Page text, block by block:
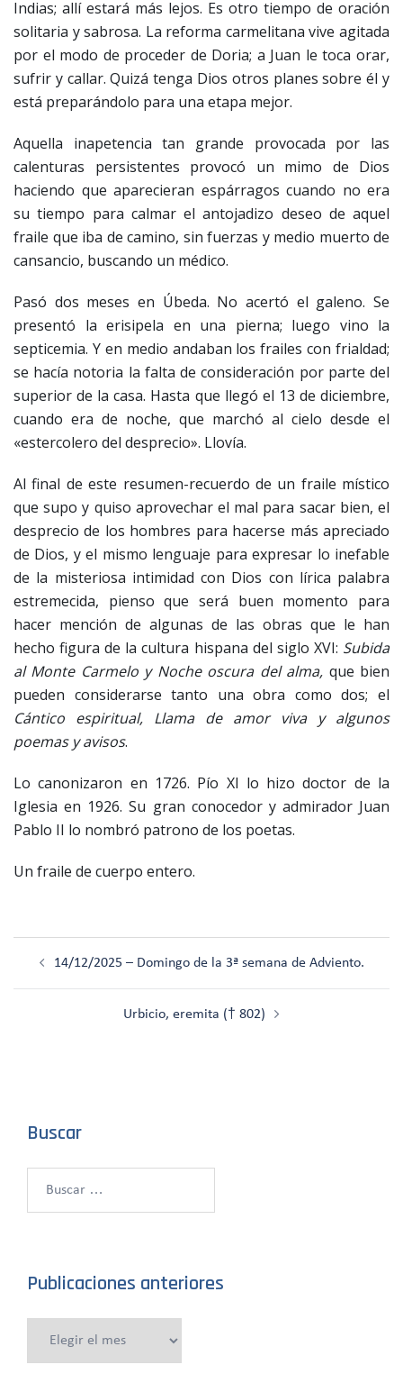
Indias; allí estará más lejos. Es otro tiempo de oración
solitaria y sabrosa. La reforma carmelitana vive agitada
por el modo de proceder de Doria; a Juan le toca orar,
sufrir y callar. Quizá tenga Dios otros planes sobre él y
está preparándolo para una etapa mejor.
Aquella inapetencia tan grande provocada por las
calenturas persistentes provocó un mimo de Dios
haciendo que aparecieran espárragos cuando no era
su tiempo para calmar el antojadizo deseo de aquel
fraile que iba de camino, sin fuerzas y medio muerto de
cansancio, buscando un médico.
Pasó dos meses en Úbeda. No acertó el galeno. Se
presentó la erisipela en una pierna; luego vino la
septicemia. Y en medio andaban los frailes con frialdad;
se hacía notoria la falta de consideración por parte del
superior de la casa. Hasta que llegó el 13 de diciembre,
cuando era de noche, que marchó al cielo desde el
«estercolero del desprecio». Llovía.
Al final de este resumen-recuerdo de un fraile místico
que supo y quiso aprovechar el mal para sacar bien, el
desprecio de los hombres para hacerse más apreciado
de Dios, y el mismo lenguaje para expresar lo inefable
de la misteriosa intimidad con Dios con lírica palabra
estremecida, pienso que será buen momento para
hacer mención de algunas de las obras que le han
hecho figura de la cultura hispana del siglo XVI: Subida
al Monte Carmelo y Noche oscura del alma, que bien
pueden considerarse tanto una obra como dos; el
Cántico espiritual, Llama de amor viva y algunos
poemas y avisos.
Lo canonizaron en 1726. Pío XI lo hizo doctor de la
Iglesia en 1926. Su gran conocedor y admirador Juan
Pablo II lo nombró patrono de los poetas.
Un fraile de cuerpo entero.
14/12/2025 – Domingo de la 3ª semana de Adviento.
Urbicio, eremita († 802)
Buscar
Publicaciones anteriores